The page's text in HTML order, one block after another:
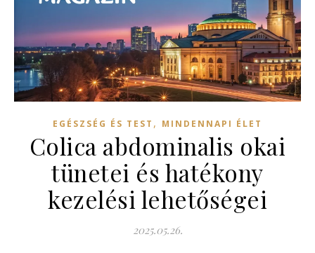
EGÉSZSÉG ÉS TEST , MINDENNAPI ÉLET
Colica abdominalis okai
tünetei és hatékony
kezelési lehetőségei
2025.05.26.